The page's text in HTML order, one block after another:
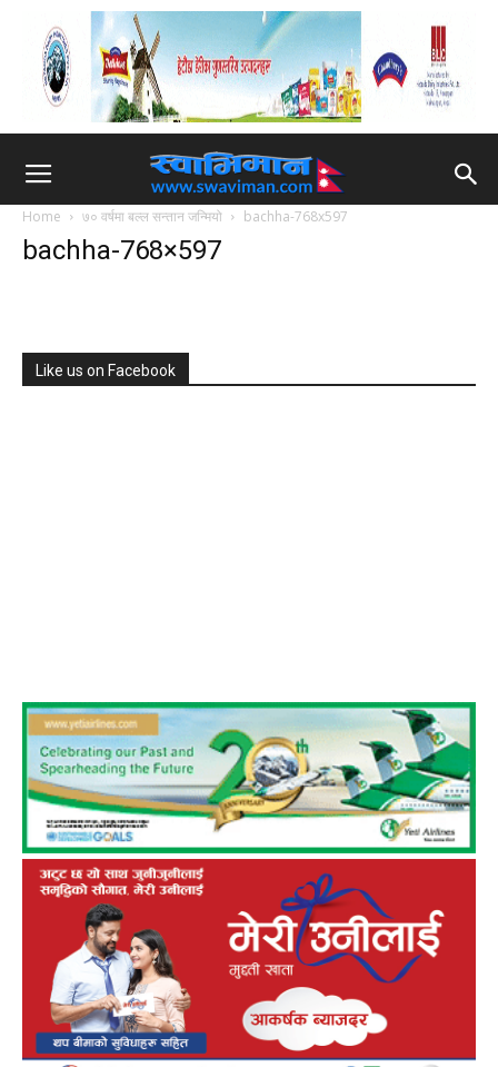
Home ७० वर्षमा बल्ल सन्तान जन्मियो bachha-768x597
bachha-768×597
Like us on Facebook